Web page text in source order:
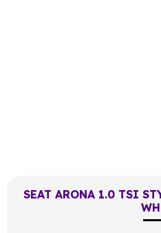
SEAT ARONA 1.0 TSI